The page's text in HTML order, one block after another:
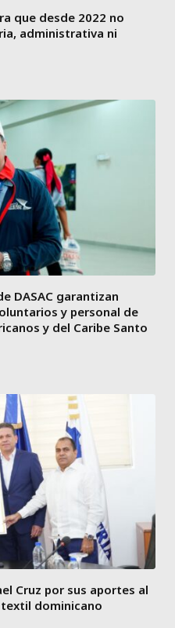
que desde 2022 no
administrativa ni
DASAC garantizan
y personal de
y del Caribe Santo
Cruz por sus aportes al
dominicano